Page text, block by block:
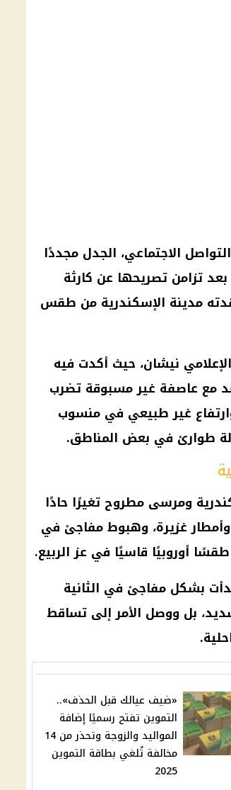
الاجتماعي، الجدل مجددًا
بعد تزامن تصريحها عن كارثة
مدينة الإسكندرية من طقس
نيشان، حيث أكدت فيه
مع عاصفة غير مسبوقة تضرب
غير طبيعي في منسوب
طوارئ في بعض المناطق.
ومرسى مطروح تغيرًا حادًا
غزيرة، وهبوط مفاجئ في
أوروبيًا قاسيًا في عز الربيع.
بشكل مفاجئ في الثانية
شديد، بل ووصل الأمر إلى تساقط
«ضيف عيالك قبل الحذف»..
التموين تفتح رسميًا إضافة
المواليد والزوجة وتحذر من 14
مخالفة تُلغي بطاقة التموين
2025